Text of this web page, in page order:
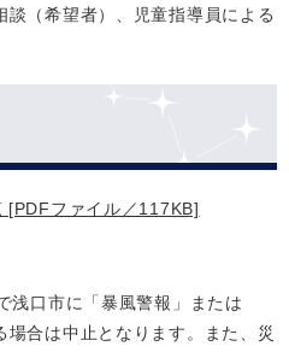
（希望者）、児童指導員による
[PDFファイル／117KB]
口市に「暴風警報」または
場合は中止となります。また、災